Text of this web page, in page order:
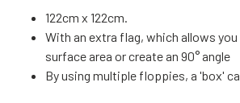
122cm x 122cm.
With an extra flag, which allows
surface area or create an 90° angle
By using multiple floppies, a 'box'